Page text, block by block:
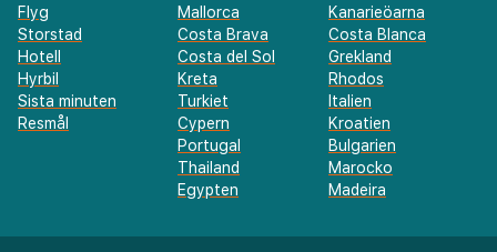
gäller inte barn under 12 år.
Du kan behöva betala följande kostnader på boendet:
argentinsk moms (21 %). Utländska resenärer som
visar upp ett giltigt pass eller utländskt ID-kort
tillsammans med kvitto på immigrationsinresa utfärdat
av Argentinas nationella migrationsdirektorat, och som
betalar med ett utländskt kort eller via banköverföring
från ett annat land än Argentina, kan slippa betala
Flyg
Storstad
Hotell
Hyrbil
Sista minuten
Resmål
Mallorca
Kanarieöarna
Costa Brava
Costa Blanca
Costa del Sol
Grekland
Kreta
Rhodos
Turkiet
Italien
Cypern
Kroatien
Portugal
Bulgarien
Thailand
Marocko
Egypten
Madeira